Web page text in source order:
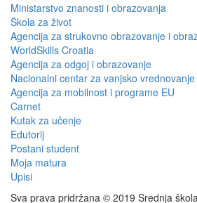
Ministarstvo znanosti i obrazovanja
Škola za život
Agencija za strukovno obrazovanje i
WorldSkills Croatia
Agencija za odgoj i obrazovanje
Nacionalni centar za vanjsko
Agencija za mobilnost i programe EU
Carnet
Kutak za učenje
Edutorij
Postani student
Moja matura
Upisi
Sva prava pridržana © 2019 Srednja